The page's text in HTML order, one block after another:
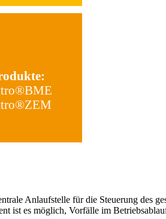
Anlaufstelle für die Steuerung des
ist es möglich, Vorfälle im